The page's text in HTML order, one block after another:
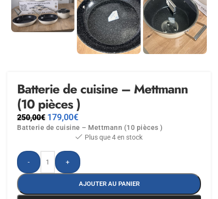
Batterie de cuisine – Mettmann
(10 pièces )
250,00€ 179,00€
Batterie de cuisine – Mettmann (10 pièces )
Plus que 4 en stock
- +
AJOUTER AU PANIER